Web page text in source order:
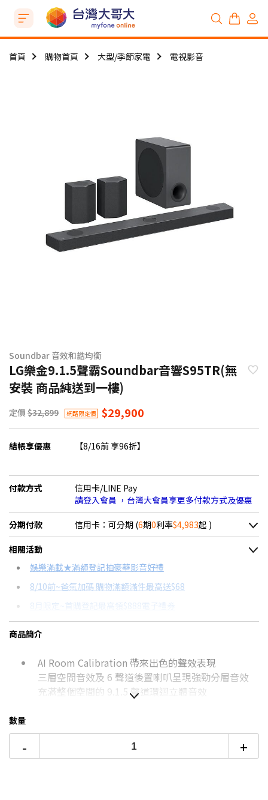
首頁 購物首頁 大型/季節家電 電視影音
Soundbar 音效和諧均衡
LG樂金9.1.5聲霸Soundbar音響S95TR(無
安裝 商品純送到一樓)
定價 $32,899 網路限定價 $29,900
結帳享優惠 【8/16前 享96折】
付款方式
信用卡/LINE Pay
請登入會員 ，台灣大會員享更多付款方式及優惠
分期付款 信用卡：可分期 (6期0利率$4,983起 )
＊實際可分期數、適用利率，請以購物車顯示為主
信用卡分期
分期數
6期 0利率
12期
24期
每期金額
$2,666
$1,370
配合銀行/業者
18家銀行/業者
18家銀行/業者
相關活動
娛樂滿載★滿額登記抽豪華影音好禮
8/10前~爸氣加碼 購物滿額滿件最高送$68
8月限定~首購登記最高領$888電子禮券
台灣大哥大Open Possible聯名卡滿額最高回饋25%
LG電視哪台好？點我看達人教你買
商品簡介
AI Room Calibration 帶來出色的聲效表現
三層空間音效及 6 聲道後置喇叭呈現強勁分層音效
充滿整個空間的 9.1.5 聲道環迴立體音效
本商品僅含運送到府而已，不含樓層
偏遠地區及外島不送！
本商品正常為3至7個工作天會以電話或簡訊聯絡後續
數量
- +